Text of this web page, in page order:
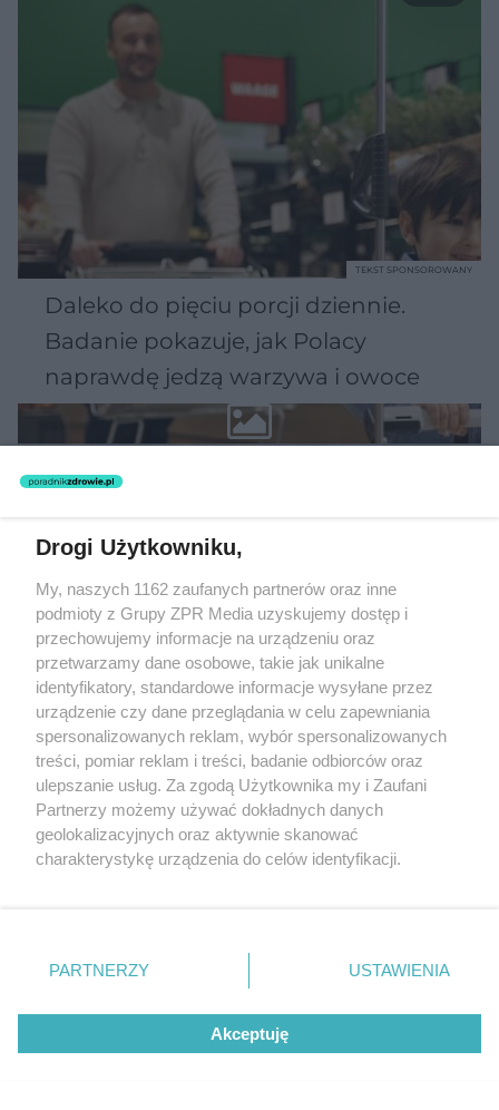
Daleko do pięciu porcji dziennie.
Badanie pokazuje, jak Polacy
naprawdę jedzą warzywa i owoce
TEKST SPONSOROWANY
Beninca. Najszybsza, bezpieczna i
nowoczesna automatyka do bram
MATERIAŁ SPONSOROWANY
POPULARNE TEMATY
Drogi Użytkowniku,
My, naszych 1162 zaufanych partnerów oraz inne
podmioty z Grupy ZPR Media uzyskujemy dostęp i
przechowujemy informacje na urządzeniu oraz
przetwarzamy dane osobowe, takie jak unikalne
identyfikatory, standardowe informacje wysyłane przez
urządzenie czy dane przeglądania w celu zapewniania
spersonalizowanych reklam, wybór spersonalizowanych
treści, pomiar reklam i treści, badanie odbiorców oraz
ulepszanie usług. Za zgodą Użytkownika my i Zaufani
Partnerzy możemy używać dokładnych danych
geolokalizacyjnych oraz aktywnie skanować
charakterystykę urządzenia do celów identyfikacji.
zmienić/wycofać klikając przycisk ustawień prywatności
znajdujący się w lewym dolnym rogu strony
rodzaje przetwarzania danych nie wymagają zgody
użytkownika, ale masz prawo sprzeciwić się takiemu
przetwarzaniu. Preferencje będą miały zastosowanie tylko
PARTNERZY USTAWIENIA
Akceptuję